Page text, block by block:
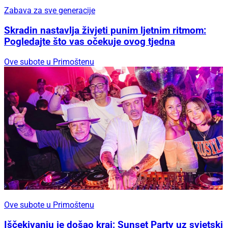
Zabava za sve generacije
Skradin nastavlja živjeti punim ljetnim ritmom:
Pogledajte što vas očekuje ovog tjedna
Ove subote u Primoštenu
Ove subote u Primoštenu
Iščekivanju je došao kraj: Sunset Party uz svjetski